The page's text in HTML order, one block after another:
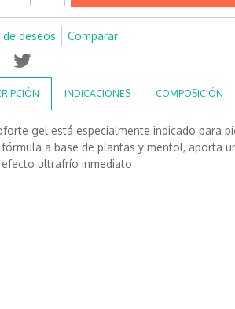
de deseos Comparar
INDICACIONES COMPOSICIÓN
gel está especialmente indicado para
fórmula a base de plantas y mentol, aporta
efecto ultrafrío inmediato